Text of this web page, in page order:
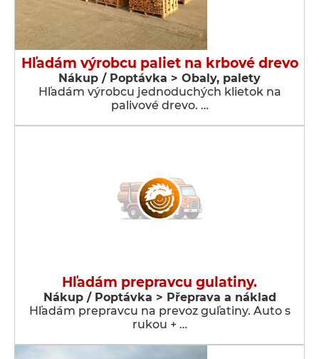
Hľadám výrobcu paliet na krbové drevo
Nákup / Poptávka > Obaly, palety
Hľadám výrobcu jednoduchých klietok na
palivové drevo. …
Hľadám prepravcu gulatiny.
Nákup / Poptávka > Přeprava a náklad
Hľadám prepravcu na prevoz guľatiny. Auto s
rukou + …